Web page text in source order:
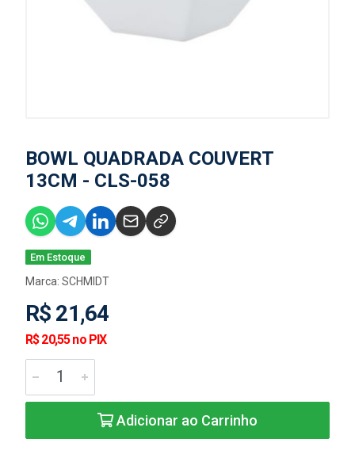
BOWL QUADRADA COUVERT
13CM - CLS-058
Em Estoque
Marca: SCHMIDT
R$ 21,64
R$ 20,55 no PIX
Adicionar ao Carrinho